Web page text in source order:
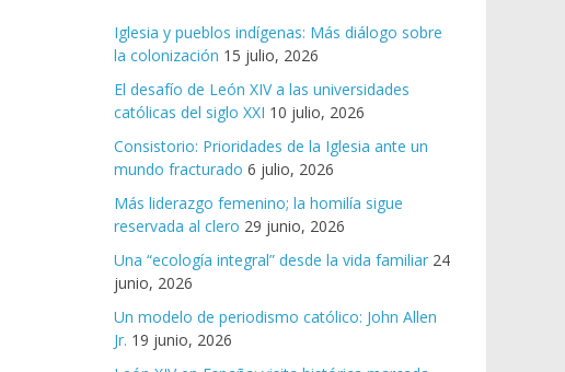
Iglesia y pueblos indígenas: Más diálogo sobre
la colonización 15 julio, 2026
El desafío de León XIV a las universidades
católicas del siglo XXI 10 julio, 2026
Consistorio: Prioridades de la Iglesia ante un
mundo fracturado 6 julio, 2026
Más liderazgo femenino; la homilía sigue
reservada al clero 29 junio, 2026
Una “ecología integral” desde la vida familiar 24
junio, 2026
Un modelo de periodismo católico: John Allen
Jr. 19 junio, 2026